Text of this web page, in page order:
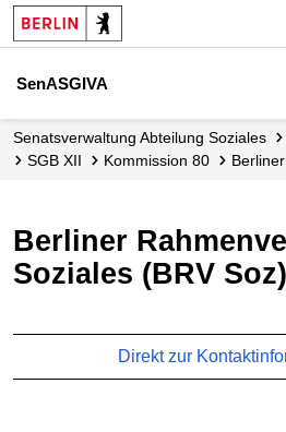
SenASGIVA
Senats­verwaltung Abteilung Soziales
SGB XII
Kommission 80
Berliner Rahmenvertrag
Soziales (BRV Soz)
Direkt zur